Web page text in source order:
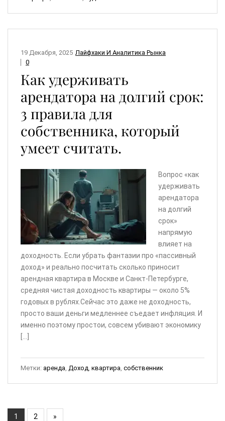
Лайфхаки И Аналитика Рынка
19 Декабря, 2025
0
Как удерживать
арендатора на долгий срок:
3 правила для
собственника, который
умеет считать.
Вопрос «как
удерживать
арендатора
на долгий
срок»
напрямую
влияет на
доходность. Если убрать фантазии про «пассивный
доход» и реально посчитать сколько приносит
арендная квартира в Москве и Санкт-Петербурге,
средняя чистая доходность квартиры — около 5%
годовых в рублях.Сейчас это даже не доходность,
просто ваши деньги медленнее съедает инфляция. И
именно поэтому простои, совсем убивают экономику
Метки: аренда Доход квартира собственник
1 2 »